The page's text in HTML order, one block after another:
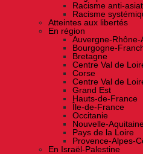
Racisme anti-
Racisme
Atteintes aux libertés
En région
Auvergne-Rhône-
Bourgogne-
Bretagne
Centre Val de
Corse
Centre Val de
Grand Est
Hauts-de-France
Île-de-France
Occitanie
Nouvelle-
Pays de la Loire
Provence-Alpes-
En Israël-Palestine